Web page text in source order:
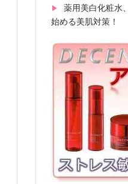
薬用美白化粧水
始める美肌対策！